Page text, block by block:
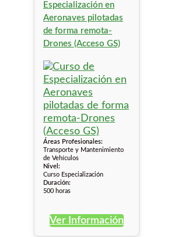
Especialización en
Aeronaves pilotadas
de forma remota-
Drones (Acceso GS)
Áreas Profesionales:
Transporte y Mantenimiento
de Vehículos
Nivel:
Curso Especialización
Duración:
500 horas
Ver Información